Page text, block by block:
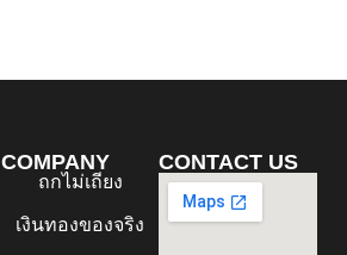
COMPANY
ถกไม่เถียง
เงินทองของจริง
CONTACT US